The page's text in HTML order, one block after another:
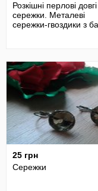
Розкішні перлові довгі
сережки. Металеві
сережки-гвоздики з
25 грн
Сережки